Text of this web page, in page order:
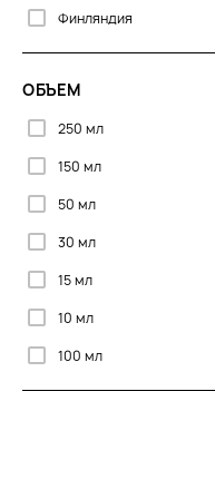
Пилинг
Питание
После загара
Придание густоты
Противовоспалительное
Разглаживание
Расслабление
Расчесывание
Ревитализация
Регенерация
Шёлк
Финляндия
Франция
Швеция
Южная Корея
Япония
ОБЪЕМ
250 мл
150 мл
50 мл
30 мл
15 мл
10 мл
100 мл
500 мл